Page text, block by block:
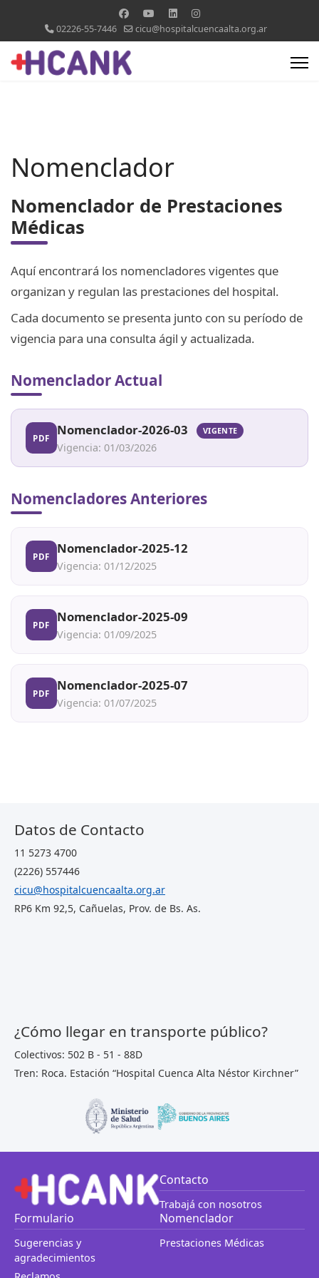
02226-55-7446 cicu@hospitalcuencaalta.org.ar
Nomenclador
Nomenclador de Prestaciones
Médicas
Aquí encontrará los nomencladores vigentes que
organizan y regulan las prestaciones del hospital.
Cada documento se presenta junto con su período de
vigencia para una consulta ágil y actualizada.
Nomenclador Actual
PDF
Nomenclador-2026-03 VIGENTE
Vigencia: 01/03/2026
Nomencladores Anteriores
PDF Nomenclador-2025-12
Vigencia: 01/12/2025
PDF Nomenclador-2025-09
Vigencia: 01/09/2025
PDF Nomenclador-2025-07
Vigencia: 01/07/2025
Datos de Contacto
11 5273 4700
(2226) 557446
cicu@hospitalcuencaalta.org.ar
RP6 Km 92,5, Cañuelas, Prov. de Bs. As.
¿Cómo llegar en transporte público?
Colectivos: 502 B - 51 - 88D
Tren: Roca. Estación “Hospital Cuenca Alta Néstor Kirchner”
Contacto
Trabajá con nosotros
Formulario
Sugerencias y
agradecimientos
Nomenclador
Prestaciones Médicas